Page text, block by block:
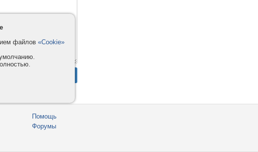
Помощь
Форумы
файлов «Cookie»